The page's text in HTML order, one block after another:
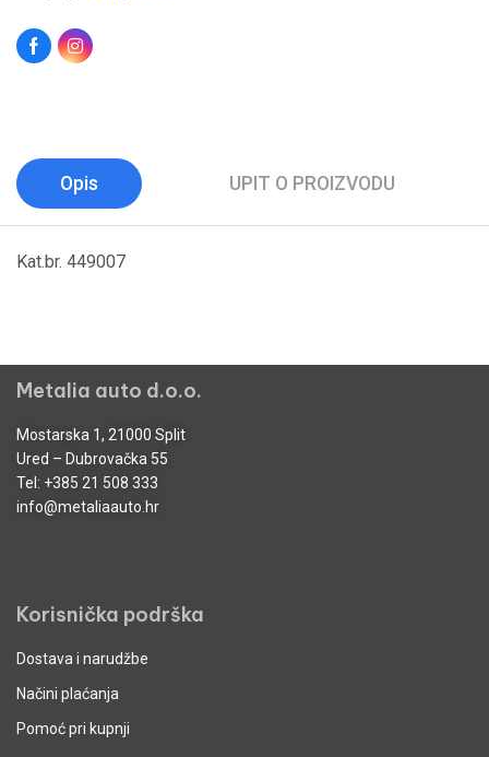
Opis UPIT O PROIZVODU
Kat.br. 449007
Metalia auto d.o.o.
Mostarska 1, 21000 Split
Ured – Dubrovačka 55
Tel: +385 21 508 333
info@metaliaauto.hr
Korisnička podrška
Dostava i narudžbe
Načini plaćanja
Pomoć pri kupnji